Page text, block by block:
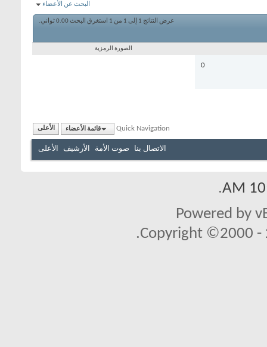
البحث عن الأعضاء
عرض النتائج 1 إلى 1 من 1 استغرق البحث0.00ثواني.
الصورة الرمزية
0
Quick Navigation قائمة الأعضاء الأعلى
الاتصال بنا صوت الأمة الأرشيف الأعلى
.
Powered by
Copyright ©2000 -